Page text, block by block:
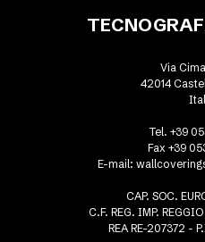
Via
42014
Tel. +39
Fax +39
E-mail:
CAP. SOC.
C.F. REG. IMP.
REA RE-207372 -